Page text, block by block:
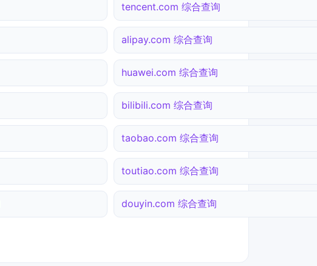
tencent.com 综合查询
alipay.com 综合查询
huawei.com 综合查询
bilibili.com 综合查询
taobao.com 综合查询
toutiao.com 综合查询
douyin.com 综合查询